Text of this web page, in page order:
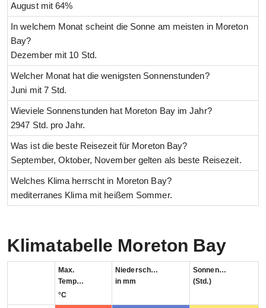
August mit 64%
In welchem Monat scheint die Sonne am meisten in Moreton
Bay?
Dezember mit 10 Std.
Welcher Monat hat die wenigsten Sonnenstunden?
Juni mit 7 Std.
Wieviele Sonnenstunden hat Moreton Bay im Jahr?
2947 Std. pro Jahr.
Was ist die beste Reisezeit für Moreton Bay?
September, Oktober, November gelten als beste Reisezeit.
Welches Klima herrscht in Moreton Bay?
mediterranes Klima mit heißem Sommer.
Klimatabelle Moreton Bay
Max.
Temperatur
°C
Niederschlag
in mm
Sonnenstunden
(Std.)